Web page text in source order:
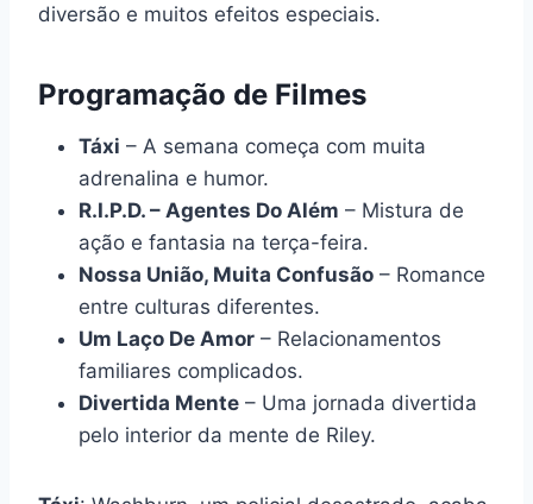
diversão e muitos efeitos especiais.
Programação de Filmes
Táxi – A semana começa com muita
adrenalina e humor.
R.I.P.D. – Agentes Do Além – Mistura de
ação e fantasia na terça-feira.
Nossa União, Muita Confusão – Romance
entre culturas diferentes.
Um Laço De Amor – Relacionamentos
familiares complicados.
Divertida Mente – Uma jornada divertida
pelo interior da mente de Riley.